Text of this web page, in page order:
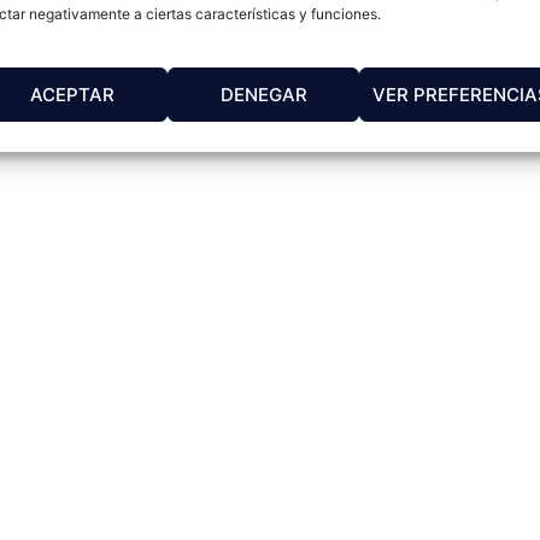
negativamente a ciertas características y funciones.
ACEPTAR DENEGAR VER